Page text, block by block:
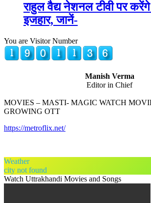
राहुल वैद्य नेशनल टीवी पर करेंगे
इजहार, जानें-
You are Visitor Number
Manish Verma
Editor in Chief
MOVIES – MASTI- MAGIC WATCH
GROWING OTT
https://metroflix.net/
Weather
city not found
Watch Uttrakhandi Movies and Songs